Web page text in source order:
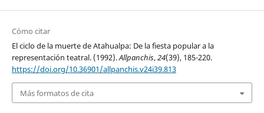
Cómo citar
El ciclo de la muerte de Atahualpa: De la fiesta popular a la
representación teatral. (1992).Allpanchis,24(39), 185-220.
https://doi.org/10.36901/allpanchis.v24i39.813
Más formatos de cita